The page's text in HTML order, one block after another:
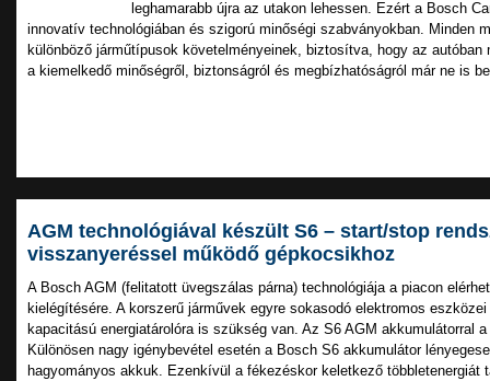
leghamarabb újra az utakon lehessen. Ezért a Bosch
innovatív technológiában és szigorú minőségi szabványokban. Minden
különböző járműtípusok követelményeinek, biztosítva, hogy az autóban
a kiemelkedő minőségről, biztonságról és megbízhatóságról már ne is
AGM technológiával készült S6 – start/stop
visszanyeréssel működő gépkocsikhoz
A Bosch AGM (felitatott üvegszálas párna) technológiája a piacon
kielégítésére. A korszerű járművek egyre sokasodó elektromos
kapacitású energiatárolóra is szükség van. Az S6 AGM akkumulátorral
Különösen nagy igénybevétel esetén a Bosch S6 akkumulátor
hagyományos akkuk. Ezenkívül a fékezéskor keletkező